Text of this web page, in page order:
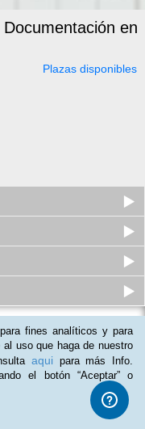
en
Plazas disponibles
a distancia (Online) de
Capilar o de Última...
Plazas disponibles
88.500ars $133.500ars
fines analíticos y para
uso que haga de nuestro
aqui para más Info.
el botón “Aceptar” o